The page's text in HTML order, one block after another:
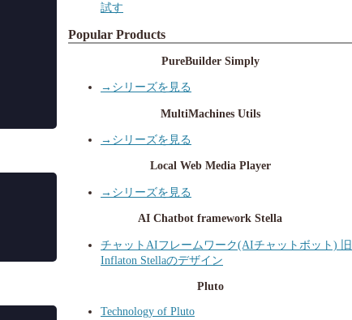
試す
Popular Products
PureBuilder Simply
→シリーズを見る
MultiMachines Utils
→シリーズを見る
Local Web Media Player
→シリーズを見る
AI Chatbot framework Stella
チャットAIフレームワーク(AIチャットボット) 旧
Inflaton Stellaのデザイン
Pluto
Technology of Pluto